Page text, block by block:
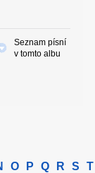
Seznam písní
v tomto albu
O P Q R S T